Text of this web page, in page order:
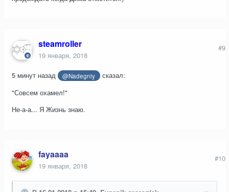
steamroller
19 января, 2018
#9
5 минут назад @Nadegniy
сказал:
"Совсем охамел!"
Не-а-а... Я Жизнь знаю.
fayaaaa
19 января, 2018
#10